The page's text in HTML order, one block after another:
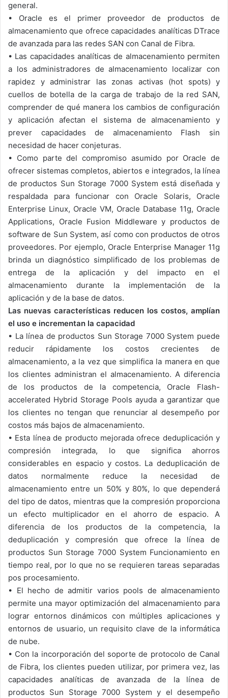
general.
•
Oracle es el primer proveedor de productos de
almacenamiento que ofrece capacidades analíticas DTrace
de avanzada para las redes SAN con Canal de Fibra.
• Las capacidades analíticas de almacenamiento permiten
a los administradores de almacenamiento localizar con
rapidez y administrar las zonas activas (hot spots) y
cuellos de botella de la carga de trabajo de la red SAN,
comprender de qué manera los cambios de configuración
y aplicación afectan el sistema de almacenamiento y
prever capacidades de almacenamiento Flash sin
necesidad de hacer conjeturas.
• Como parte del compromiso asumido por Oracle de
ofrecer sistemas completos, abiertos e integrados, la línea
de productos Sun Storage 7000 System está diseñada y
respaldada para funcionar con Oracle Solaris, Oracle
Enterprise Linux, Oracle VM, Oracle Database 11g, Oracle
Applications, Oracle Fusion Middleware y productos de
software de Sun System, así como con productos de otros
proveedores. Por ejemplo, Oracle Enterprise Manager 11g
brinda un diagnóstico simplificado de los problemas de
entrega de la aplicación y del impacto en el
almacenamiento durante la implementación de la
aplicación y de la base de datos.
Las nuevas características reducen los costos, amplían
el uso e incrementan la capacidad
• La línea de productos Sun Storage 7000 System puede
reducir rápidamente los costos crecientes de
almacenamiento, a la vez que simplifica la manera en que
los clientes administran el almacenamiento. A diferencia
de los productos de la competencia, Oracle Flash-
accelerated Hybrid Storage Pools ayuda a garantizar que
los clientes no tengan que renunciar al desempeño por
costos más bajos de almacenamiento.
• Esta línea de producto mejorada ofrece deduplicación y
compresión integrada, lo que significa ahorros
considerables en espacio y costos. La deduplicación de
datos normalmente reduce la necesidad de
almacenamiento entre un 50% y 80%, lo que dependerá
del tipo de datos, mientras que la compresión proporciona
un efecto multiplicador en el ahorro de espacio. A
diferencia de los productos de la competencia, la
deduplicación y compresión que ofrece la línea de
productos Sun Storage 7000 System Funcionamiento en
tiempo real, por lo que no se requieren tareas separadas
pos procesamiento.
• El hecho de admitir varios pools de almacenamiento
permite una mayor optimización del almacenamiento para
lograr entornos dinámicos con múltiples aplicaciones y
entornos de usuario, un requisito clave de la informática
de nube.
• Con la incorporación del soporte de protocolo de Canal
de Fibra, los clientes pueden utilizar, por primera vez, las
capacidades analíticas de avanzada de la línea de
productos Sun Storage 7000 System y el desempeño